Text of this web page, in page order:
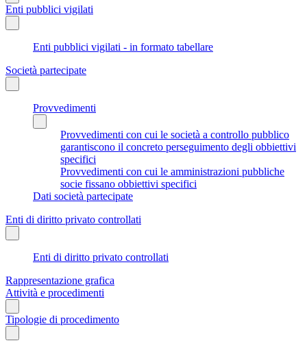
Enti pubblici vigilati
Enti pubblici vigilati - in formato tabellare
Società partecipate
Provvedimenti
Provvedimenti con cui le società a controllo pubblico
garantiscono il concreto perseguimento degli obbiettivi
specifici
Provvedimenti con cui le amministrazioni pubbliche
socie fissano obbiettivi specifici
Dati società partecipate
Enti di diritto privato controllati
Enti di diritto privato controllati
Rappresentazione grafica
Attività e procedimenti
Tipologie di procedimento